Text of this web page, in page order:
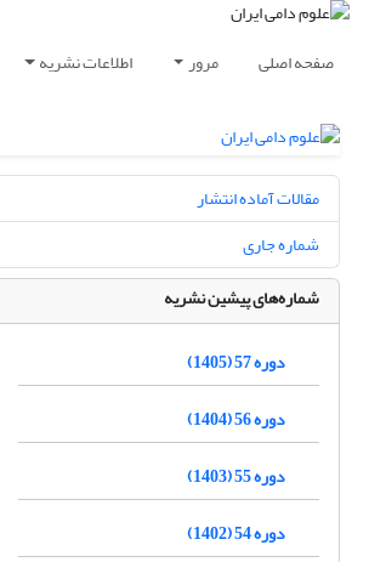
صفحه اصلی مرور اطلاعات نشریه
مقالات آماده انتشار
شماره جاری
شماره‌های پیشین نشریه
دوره 57 (1405)
دوره 56 (1404)
دوره 55 (1403)
دوره 54 (1402)